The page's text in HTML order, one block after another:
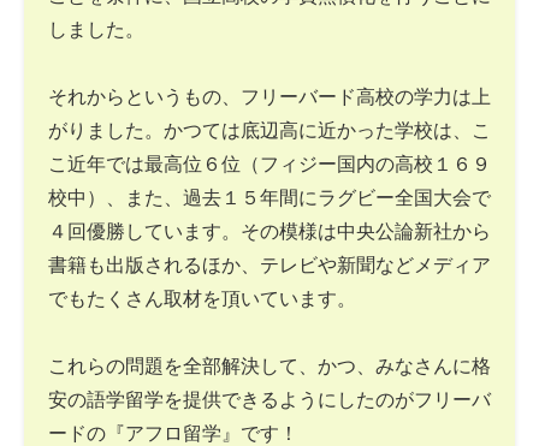
しました。
それからというもの、フリーバード高校の学力は上
がりました。かつては底辺高に近かった学校は、こ
こ近年では最高位６位（フィジー国内の高校１６９
校中）、また、過去１５年間にラグビー全国大会で
４回優勝しています。その模様は中央公論新社から
書籍も出版されるほか、テレビや新聞などメディア
でもたくさん取材を頂いています。
これらの問題を全部解決して、かつ、みなさんに格
安の語学留学を提供できるようにしたのがフリーバ
ードの『アフロ留学』です！